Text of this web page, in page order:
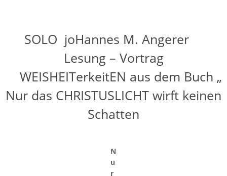
SOLO joHannes M. Angerer
Lesung – Vortrag
WEISHEITerkeitEN aus dem Buch „
Nur das CHRISTUSLICHT wirft keinen
Schatten
N
u
r